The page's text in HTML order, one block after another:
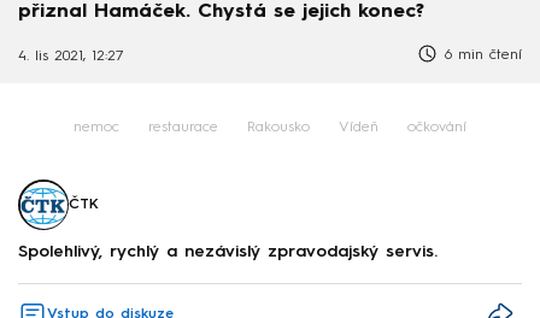
přiznal Hamáček. Chystá se jejich konec?
4. lis 2021, 12:27 6 min čtení
nemoc restaurace Rakousko Vídeň očkování
ČTK
Spolehlivý, rychlý a nezávislý zpravodajský servis.
Vstup do diskuze